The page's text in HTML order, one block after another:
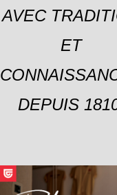
AVEC
ET
DEPUIS